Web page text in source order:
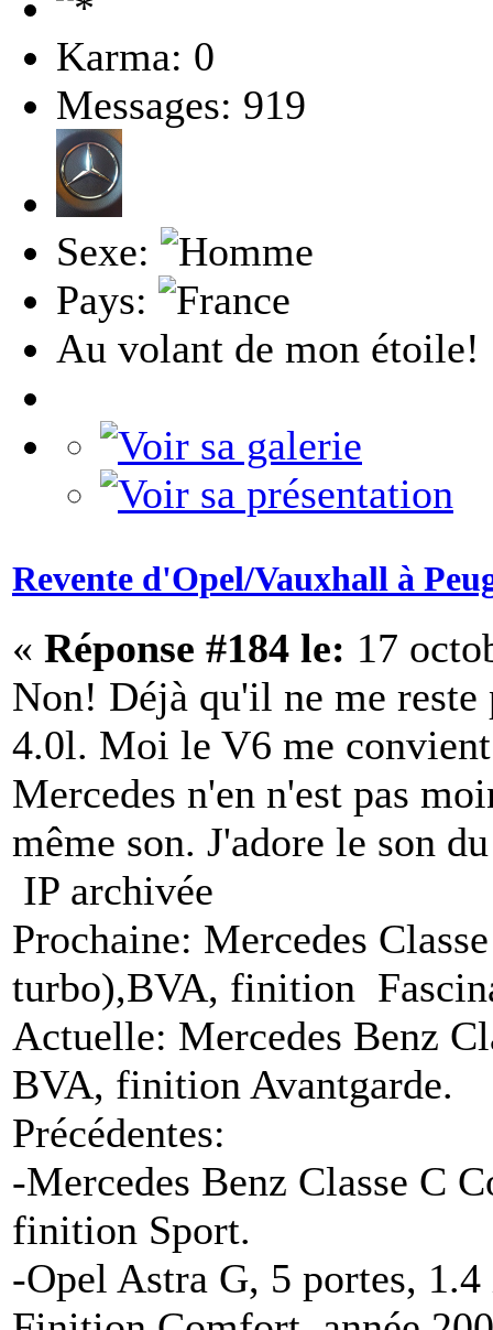
Karma: 0
Messages: 919
Sexe:
Pays:
Au volant de mon étoile!
Revente d'Opel/Vauxhall à
« Réponse #184 le: 17
Non! Déjà qu'il ne me
4.0l. Moi le V6 me
Mercedes n'en n'est pas
même son. J'adore le son
IP archivée
Prochaine: Mercedes
turbo),BVA, finition
Actuelle: Mercedes Benz
BVA, finition Avantgarde.
Précédentes:
-Mercedes Benz Classe C
finition Sport.
-Opel Astra G, 5 portes,